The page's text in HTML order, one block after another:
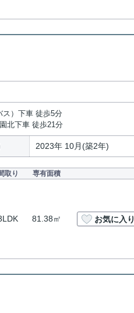
ス）下車 徒歩5分
北下車 徒歩21分
2023年 10月(築2年)
取り 専有面積
81.38㎡ お気に入り